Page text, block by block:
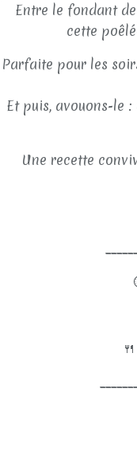
Entre le fondant
cette
Parfaite pour les
Et puis, avouons-le
Une recette
🍴